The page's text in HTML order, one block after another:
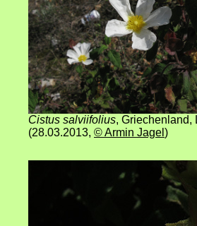
Cistus salviifolius, Griechenland,
(28.03.2013, © Armin Jagel )